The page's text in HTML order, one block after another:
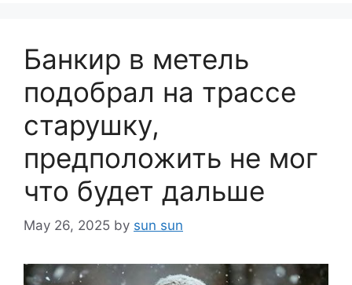
Банкир в метель
подобрал на трассе
старушку,
предположить не мог
что будет дальше
May 26, 2025 by sun sun